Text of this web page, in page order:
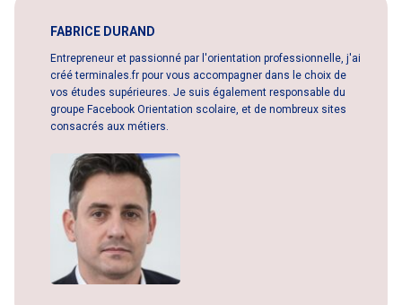
FABRICE DURAND
Entrepreneur et passionné par l'orientation professionnelle, j'ai
créé terminales.fr pour vous accompagner dans le choix de
vos études supérieures. Je suis également responsable du
groupe Facebook Orientation scolaire, et de nombreux sites
consacrés aux métiers.